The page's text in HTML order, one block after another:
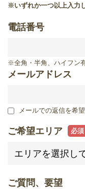
滋賀県
※いずれか一つ以上入力
電話番号
※全角・半角、ハイフン
メールアドレス
メールでの返信を希
ご希望エリア
ご質問、要望